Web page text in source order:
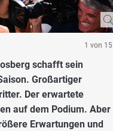
1 von 15
schafft sein
Großartiger
Der erwartete
auf dem Podium. Aber
Erwartungen und